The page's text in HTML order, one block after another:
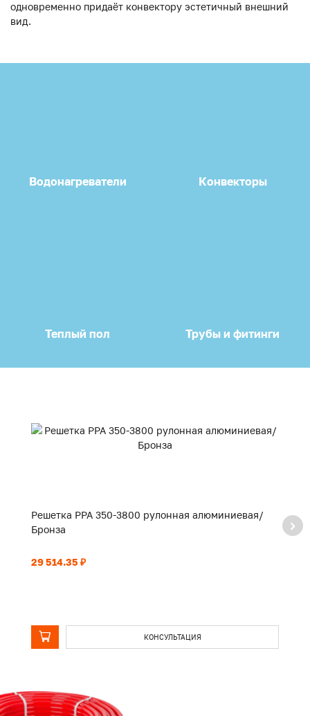
одновременно придаёт конвектору эстетичный внешний
вид.
Водонагреватели Конвекторы
Теплый пол Трубы и фитинги
Решетка PPA 350-3800 рулонная алюминиевая/
Бронза
29 514.35 ₽
КОНСУЛЬТАЦИЯ